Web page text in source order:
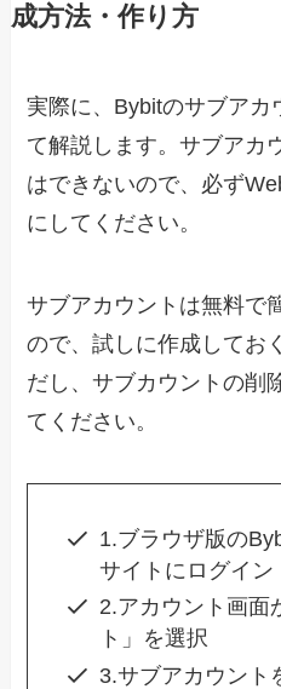
成方法・作り方
実際に、Bybitのサブアカ
て解説します。サブアカ
はできないので、必ず
にしてください。
サブアカウントは無料で
ので、試しに作成してお
だし、サブカウントの削
てください。
1.ブラウザ版の
サイトにログイン
2.アカウント画面
ト」を選択
3.サブアカウント